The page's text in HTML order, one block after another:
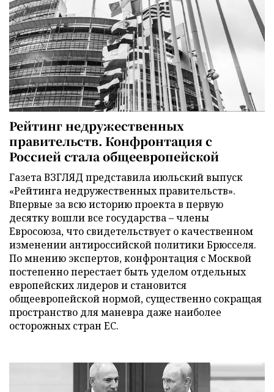
Рейтинг недружественных
правительств. Конфронтация с
Россией стала общеевропейской
Газета ВЗГЛЯД представила июльский выпуск
«Рейтинга недружественных правительств».
Впервые за всю историю проекта в первую
десятку вошли все государства – члены
Евросоюза, что свидетельствует о качественном
изменении антироссийской политики Брюсселя.
По мнению экспертов, конфронтация с Москвой
постепенно перестает быть уделом отдельных
европейских лидеров и становится
общеевропейской нормой, существенно сокращая
пространство для маневра даже наиболее
осторожных стран ЕС.